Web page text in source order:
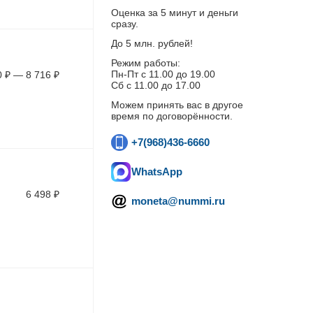
₽ — 8 716 ₽
6 498 ₽
Оценка за 5 минут и деньги
сразу.
До 5 млн. рублей!
Режим работы:
Пн-Пт c 11.00 до 19.00
Сб с 11.00 до 17.00
Можем принять вас в другое
время по договорённости.
+7(968)436-6660
WhatsApp
moneta@nummi.ru